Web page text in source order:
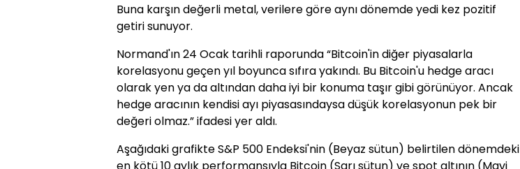
Buna karşın değerli metal, verilere göre aynı dönemde yedi kez pozitif
getiri sunuyor.
Normand'ın 24 Ocak tarihli raporunda “Bitcoin'in diğer piyasalarla
korelasyonu geçen yıl boyunca sıfıra yakındı. Bu Bitcoin'u hedge aracı
olarak yen ya da altından daha iyi bir konuma taşır gibi görünüyor. Ancak
hedge aracının kendisi ayı piyasasındaysa düşük korelasyonun pek bir
değeri olmaz.” ifadesi yer aldı.
Aşağıdaki grafikte S&P 500 Endeksi'nin (Beyaz sütun) belirtilen dönemdeki